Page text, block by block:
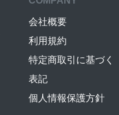
会社概要
利用規約
特定商取引に基づく
表記
個人情報保護方針